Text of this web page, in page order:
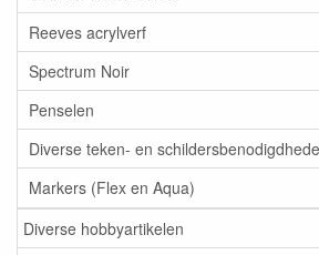
Reeves acrylverf
Spectrum Noir
Penselen
Diverse teken- en
Markers (Flex en Aqua)
Diverse hobbyartikelen